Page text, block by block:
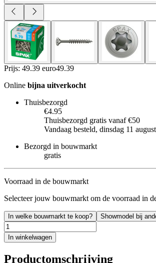
Prijs: 49.39 euro49.39
Online bijna uitverkocht
Thuisbezorgd
€4.95
Thuisbezorgd gratis vanaf €50
Vandaag besteld, dinsdag 11
Bezorgd in bouwmarkt
gratis
Voorraad in de bouwmarkt
Selecteer jouw bouwmarkt om de voorraad in
In welke bouwmarkt te koop? Showmodel bij
In winkelwagen
Productomschrijving